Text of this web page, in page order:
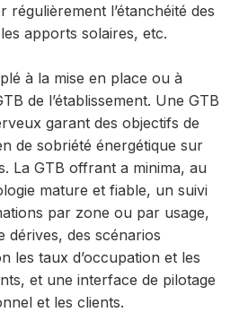
régulièrement l’étanchéité des
apports solaires, etc.
à la mise en place ou à
de l’établissement. Une GTB
garant des objectifs de
de sobriété énergétique sur
La GTB offrant a minima, au
mature et fiable, un suivi
par zone ou par usage,
dérives, des scénarios
les taux d’occupation et les
et une interface de pilotage
et les clients.